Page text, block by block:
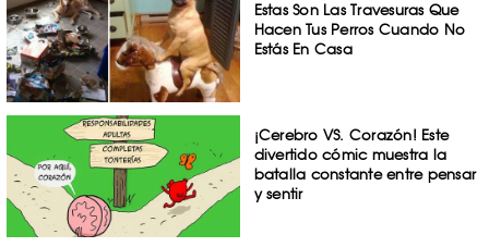
Estas Son Las Travesuras Que
Hacen Tus Perros Cuando No
Estás En Casa
¡Cerebro VS. Corazón! Este
divertido cómic muestra la
batalla constante entre pensar
y sentir